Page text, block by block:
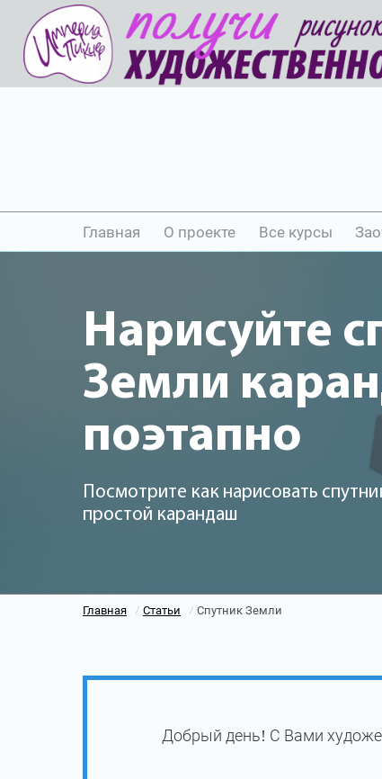
Главная О проекте Все курсы
Нарисуйте
Земли
поэтапно
Посмотрите как нарисовать
простой карандаш
Главная / Статьи / Спутник Земли
Добрый день! С Вами